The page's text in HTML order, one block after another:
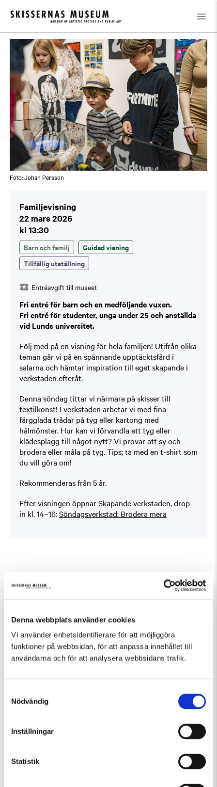
Denna webbplats använder cookies
Vi använder enhetsidentifierare för att möjliggöra
funktioner på webbsidan, för att anpassa innehållet till
användarna och för att analysera webbsidans trafik.
Nödvändig
Inställningar
Statistik
Kalender / Familjevisning
Foto: Johan Persson
Familjevisning
22 mars 2026
kl 13:30
Barn och familj
Guidad visning
Tillfällig utställning
Entréavgift till museet
Fri entré för barn och en medföljande vuxen.
Fri entré för studenter, unga under 25 och anställda
vid Lunds universitet.
Följ med på en visning för hela familjen! Utifrån olika
teman går vi på en spännande upptäcktsfärd i
salarna och hämtar inspiration till eget skapande i
verkstaden efteråt.
Denna söndag tittar vi närmare på skisser till
textilkonst! I verkstaden arbetar vi med fina
färgglada trådar på tyg eller kartong med
hålmönster. Hur kan vi förvandla ett tyg eller
klädesplagg till något nytt? Vi provar att sy och
brodera eller måla på tyg. Tips; ta med en t-shirt som
du vill göra om!
Rekommenderas från 5 år.
Efter visningen öppnar Skapande verkstaden, drop-
in kl. 14–16:Söndagsverkstad: Brodera mera
Fler evenemang som passar Barn och familj,
Guidad visning, Tillfällig utställning